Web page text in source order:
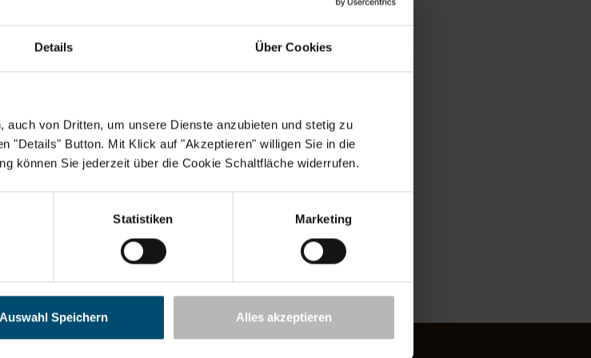
Details Über Cookies
auch von Dritten, um unsere Dienste anzubieten und stetig zu
"Details" Button. Mit Klick auf "Akzeptieren" willigen Sie in die
können Sie jederzeit über die Cookie Schaltfläche widerrufen.
Statistiken Marketing
Auswahl Speichern Alles akzeptieren
vor einer Verbraucherschlichtungsstelle teilzunehmen.